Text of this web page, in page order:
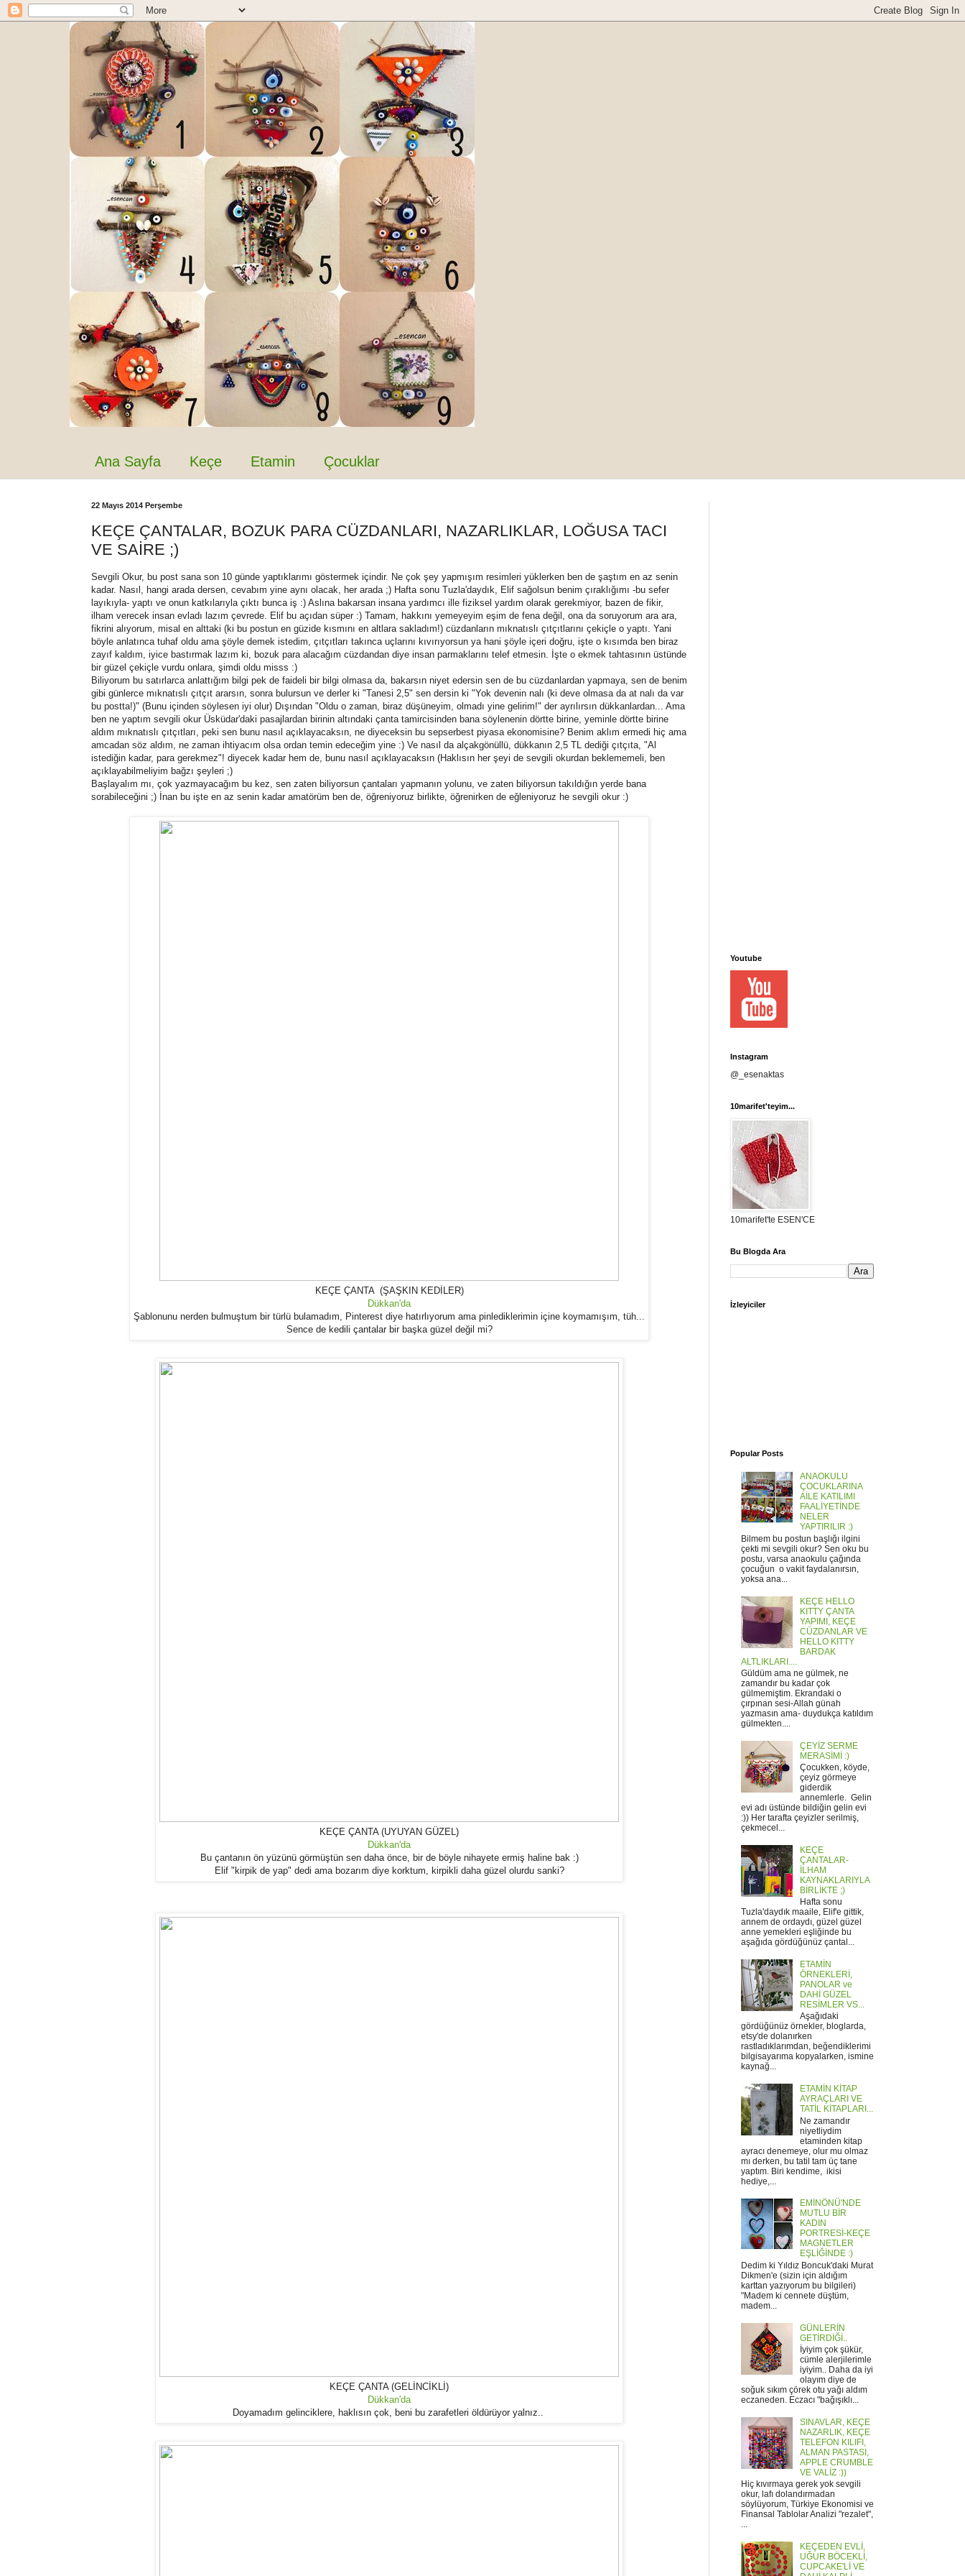
Ana Sayfa Keçe Etamin Çocuklar
22 Mayıs 2014 Perşembe
KEÇE ÇANTALAR, BOZUK PARA CÜZDANLARI, NAZARLIKLAR, LOĞUSA TACI
VE SAİRE ;)
Sevgili Okur, bu post sana son 10 günde yaptıklarımı göstermek içindir. Ne çok şey yapmışım resimleri yüklerken ben de şaştım en az senin
kadar. Nasıl, hangi arada dersen, cevabım yine aynı olacak, her arada ;) Hafta sonu Tuzla'daydık, Elif sağolsun benim çıraklığımı -bu sefer
layıkıyla- yaptı ve onun katkılarıyla çıktı bunca iş :) Aslına bakarsan insana yardımcı ille fiziksel yardım olarak gerekmiyor, bazen de fikir,
ilham verecek insan evladı lazım çevrede. Elif bu açıdan süper :) Tamam, hakkını yemeyeyim eşim de fena değil, ona da soruyorum ara ara,
fikrini alıyorum, misal en alttaki (ki bu postun en güzide kısmını en altlara sakladım!) cüzdanların mıknatıslı çıtçıtlarını çekiçle o yaptı. Yani
böyle anlatınca tuhaf oldu ama şöyle demek istedim, çıtçıtları takınca uçlarını kıvırıyorsun ya hani şöyle içeri doğru, işte o kısımda ben biraz
zayıf kaldım, iyice bastırmak lazım ki, bozuk para alacağım cüzdandan diye insan parmaklarını telef etmesin. İşte o ekmek tahtasının üstünde
bir güzel çekiçle vurdu onlara, şimdi oldu misss :)
Biliyorum bu satırlarca anlattığım bilgi pek de faideli bir bilgi olmasa da, bakarsın niyet edersin sen de bu cüzdanlardan yapmaya, sen de benim
gibi günlerce mıknatıslı çıtçıt ararsın, sonra bulursun ve derler ki "Tanesi 2,5" sen dersin ki "Yok devenin nalı (ki deve olmasa da at nalı da var
bu postta!)" (Bunu içinden söylesen iyi olur) Dışından "Oldu o zaman, biraz düşüneyim, olmadı yine gelirim!" der ayrılırsın dükkanlardan... Ama
ben ne yaptım sevgili okur Üsküdar'daki pasajlardan birinin altındaki çanta tamircisinden bana söylenenin dörtte birine, yeminle dörtte birine
aldım mıknatıslı çıtçıtları, peki sen bunu nasıl açıklayacaksın, ne diyeceksin bu sepserbest piyasa ekonomisine? Benim aklım ermedi hiç ama
amcadan söz aldım, ne zaman ihtiyacım olsa ordan temin edeceğim yine :) Ve nasıl da alçakgönüllü, dükkanın 2,5 TL dediği çıtçıta, "Al
istediğin kadar, para gerekmez"! diyecek kadar hem de, bunu nasıl açıklayacaksın (Haklısın her şeyi de sevgili okurdan beklememeli, ben
açıklayabilmeliyim bağzı şeyleri ;)
Başlayalım mı, çok yazmayacağım bu kez, sen zaten biliyorsun çantaları yapmanın yolunu, ve zaten biliyorsun takıldığın yerde bana
sorabileceğini ;) İnan bu işte en az senin kadar amatörüm ben de, öğreniyoruz birlikte, öğrenirken de eğleniyoruz he sevgili okur :)
KEÇE ÇANTA (ŞAŞKIN KEDİLER)
Dükkan'da
Şablonunu nerden bulmuştum bir türlü bulamadım, Pinterest diye hatırlıyorum ama pinlediklerimin içine koymamışım, tüh...
Sence de kedili çantalar bir başka güzel değil mi?
KEÇE ÇANTA (UYUYAN GÜZEL)
Dükkan'da
Bu çantanın ön yüzünü görmüştün sen daha önce, bir de böyle nihayete ermiş haline bak :)
Elif "kirpik de yap" dedi ama bozarım diye korktum, kirpikli daha güzel olurdu sanki?
KEÇE ÇANTA (GELİNCİKLİ)
Dükkan'da
Doyamadım gelinciklere, haklısın çok, beni bu zarafetleri öldürüyor yalnız..
Youtube
Instagram
@_esenaktas
10marifet'teyim...
10marifet'te ESEN'CE
Bu Blogda Ara
İzleyiciler
Popular Posts
ANAOKULU
ÇOCUKLARINA
AİLE KATILIMI
FAALİYETİNDE
NELER
YAPTIRILIR :)
Bilmem bu postun başlığı ilgini
çekti mi sevgili okur? Sen oku bu
postu, varsa anaokulu çağında
çocuğun o vakit faydalanırsın,
yoksa ana...
KEÇE HELLO
KITTY ÇANTA
YAPIMI, KEÇE
CÜZDANLAR VE
HELLO KITTY
BARDAK
ALTLIKLARI....
Güldüm ama ne gülmek, ne
zamandır bu kadar çok
gülmemiştim. Ekrandaki o
çırpınan sesi-Allah günah
yazmasın ama- duydukça katıldım
gülmekten....
ÇEYİZ SERME
MERASİMİ :)
Çocukken, köyde,
çeyiz görmeye
giderdik
annemlerle. Gelin
evi adı üstünde bildiğin gelin evi
:)) Her tarafta çeyizler serilmiş,
çekmecel...
KEÇE
ÇANTALAR-
İLHAM
KAYNAKLARIYLA
BİRLİKTE ;)
Hafta sonu
Tuzla'daydık maaile, Elif'e gittik,
annem de ordaydı, güzel güzel
anne yemekleri eşliğinde bu
aşağıda gördüğünüz çantal...
ETAMİN
ÖRNEKLERİ,
PANOLAR ve
DAHİ GÜZEL
RESİMLER VS...
Aşağıdaki
gördüğünüz örnekler, bloglarda,
etsy'de dolanırken
rastladıklarımdan, beğendiklerimi
bilgisayarıma kopyalarken, ismine
kaynağ...
ETAMİN KİTAP
AYRAÇLARI VE
TATİL KİTAPLARI...
Ne zamandır
niyetliydim
etaminden kitap
ayracı denemeye, olur mu olmaz
mı derken, bu tatil tam üç tane
yaptım. Biri kendime, ikisi
hediye,...
EMİNÖNÜ'NDE
MUTLU BİR
KADIN
PORTRESİ-KEÇE
MAGNETLER
EŞLİĞİNDE :)
Dedim ki Yıldız Boncuk'daki Murat
Dikmen'e (sizin için aldığım
karttan yazıyorum bu bilgileri)
"Madem ki cennete düştüm,
madem...
GÜNLERİN
GETİRDİĞİ..
İyiyim çok şükür,
cümle alerjilerimle
iyiyim.. Daha da iyi
olayım diye de
soğuk sıkım çörek otu yağı aldım
eczaneden. Eczacı "bağışıklı...
SINAVLAR, KEÇE
NAZARLIK, KEÇE
TELEFON KILIFI,
ALMAN PASTASI,
APPLE CRUMBLE
VE VALİZ :))
Hiç kıvırmaya gerek yok sevgili
okur, lafı dolandırmadan
söylüyorum, Türkiye Ekonomisi ve
Finansal Tablolar Analizi "rezalet",
...
KEÇEDEN EVLİ,
UĞUR BÖCEKLİ,
CUPCAKE'Lİ VE